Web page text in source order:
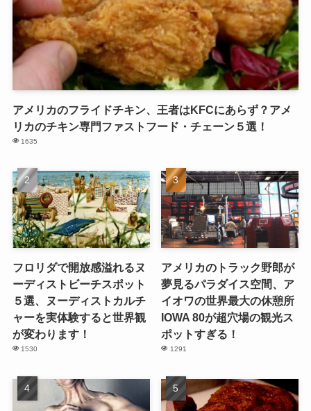
アメリカのフライドチキン、王者はKFCにあらず？アメ
リカのチキン専門ファストフード・チェーン５選！
1635
フロリダで開放感溢れるヌ
ーディストビーチスポット
５選、ヌーディストカルチ
ャーを実体験すると世界観
が変わります！
1530
アメリカのトラック野郎が
夢見るパラダイス空間、ア
イオワの世界最大の休憩所
IOWA 80が超穴場の観光ス
ポットすぎる！
1291